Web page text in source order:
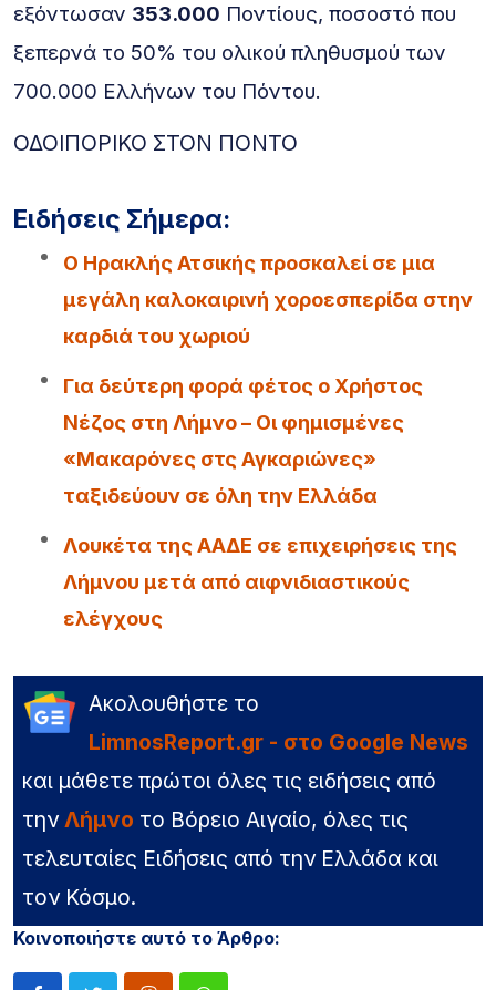
εξόντωσαν 353.000 Ποντίους, ποσοστό που
ξεπερνά το 50% του ολικού πληθυσμού των
700.000 Ελλήνων του Πόντου.
ΟΔΟΙΠΟΡΙΚΟ ΣΤΟΝ ΠΟΝΤΟ
Ειδήσεις Σήμερα:
Ο Ηρακλής Ατσικής προσκαλεί σε μια
μεγάλη καλοκαιρινή χοροεσπερίδα στην
καρδιά του χωριού
Για δεύτερη φορά φέτος ο Χρήστος
Νέζος στη Λήμνο – Οι φημισμένες
«Μακαρόνες στς Αγκαριώνες»
ταξιδεύουν σε όλη την Ελλάδα
Λουκέτα της ΑΑΔΕ σε επιχειρήσεις της
Λήμνου μετά από αιφνιδιαστικούς
ελέγχους
Ακολουθήστε το
LimnosReport.gr - στο Google News
και μάθετε πρώτοι όλες τις ειδήσεις από
την Λήμνο το Βόρειο Αιγαίο, όλες τις
τελευταίες Ειδήσεις από την Ελλάδα και
τον Κόσμο.
Κοινοποιήστε αυτό το Άρθρο: